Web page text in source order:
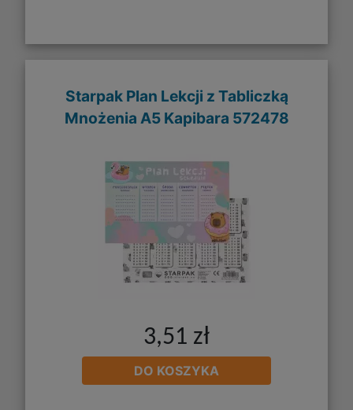
Starpak Plan Lekcji z Tabliczką
Mnożenia A5 Kapibara 572478
3,51 zł
DO KOSZYKA